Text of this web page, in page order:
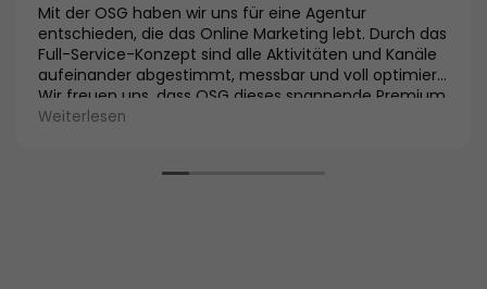
Mit der OSG haben wir uns für eine Agentur
entschieden, die das Online Marketing lebt. Durch das
Full-Service-Konzept sind alle Aktivitäten und Kanäle
aufeinander abgestimmt, messbar und voll optimiert.
Wir freuen uns, dass OSG dieses spannende Premium
Produkt online einführen wird.
Weiterlesen